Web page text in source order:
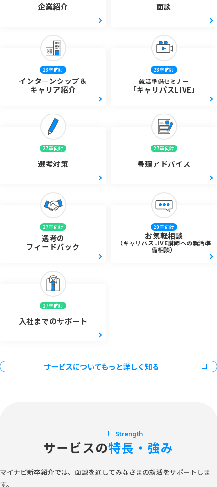
企業紹介 面談
28卒向け
インターンシップ＆
キャリア紹介
28卒向け
就活準備セミナー
「キャリパスLIVE」
27卒向け
選考対策
27卒向け
書類アドバイス
27卒向け
選考の
フィードバック
28卒向け
お気軽相談
（キャリパスLIVE講師への就活準
備相談）
27卒向け
入社までのサポート
サービスについてもっと詳しく知る
Strength
サービスの特長・強み
マイナビ新卒紹介では、面談を通してみなさまの就活をサポートしま
す。